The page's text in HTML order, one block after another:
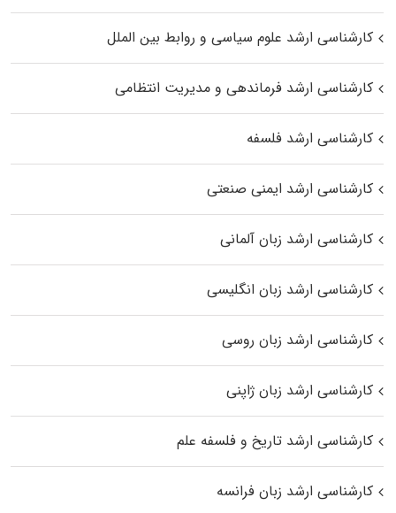
کارشناسی ارشد علوم سیاسی و روابط بین الملل
کارشناسی ارشد فرماندهی و مدیریت انتظامی
کارشناسی ارشد فلسفه
کارشناسی ارشد ایمنی صنعتی
کارشناسی ارشد زبان آلمانی
کارشناسی ارشد زبان انگلیسی
کارشناسی ارشد زبان روسی
کارشناسی ارشد زبان ژاپنی
کارشناسی ارشد تاریخ و فلسفه علم
کارشناسی ارشد زبان فرانسه